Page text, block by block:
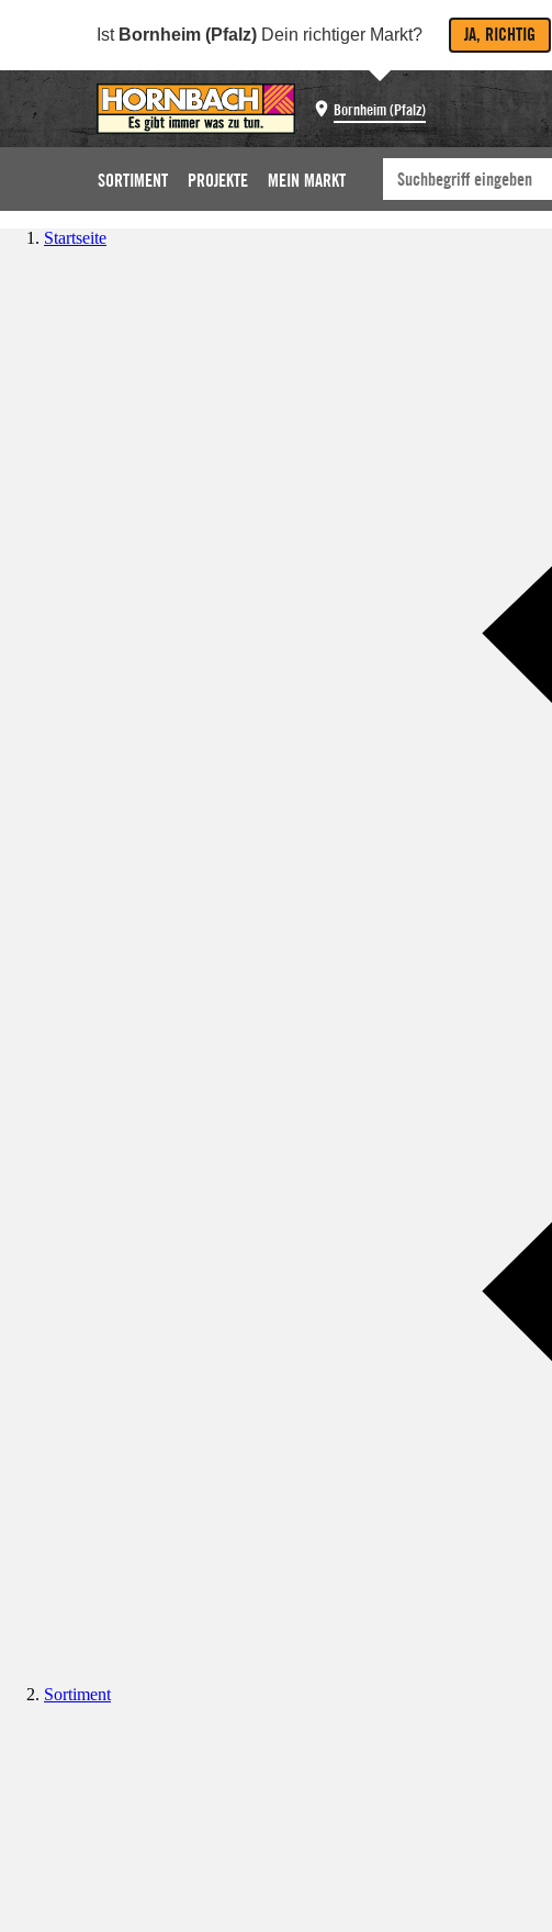
Ist Bornheim (Pfalz) Dein richtiger Markt? JA, RICHTIG
Bornheim (Pfalz)
SORTIMENT PROJEKTE MEIN MARKT
Startseite
Sortiment